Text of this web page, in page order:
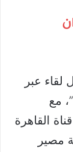
عبر
مع
القاهرة
مصير